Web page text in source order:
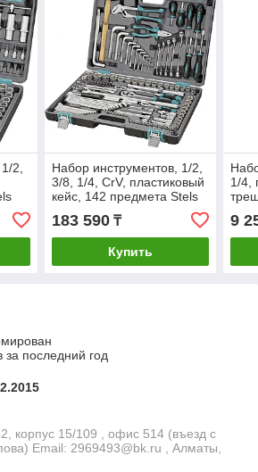
2,
Набор инструментов, 1/2,
3/8, 1/4, CrV, пластиковый
кейс, 142 предмета Stels
183 590₸
Купить
1/4,
9
последний год
корпус 15/109 , офис 514 (въезд с
Email: 2969493@bk.ru , Алматы,